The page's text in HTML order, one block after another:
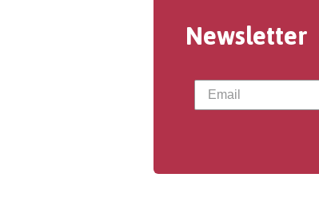
Newsletter